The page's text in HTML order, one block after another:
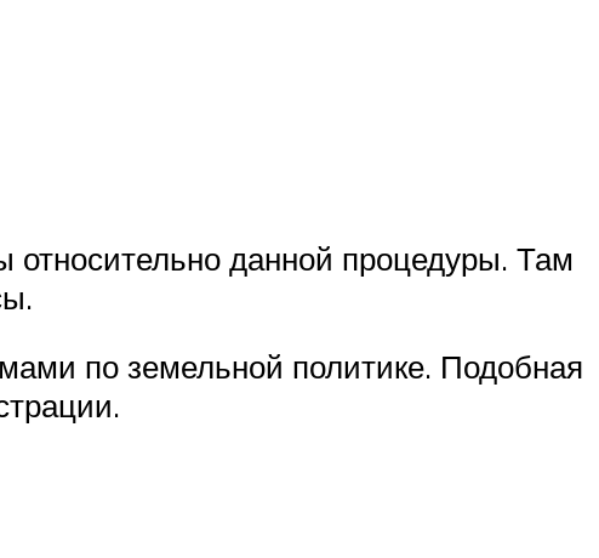
данной процедуры. Там
по земельной политике. Подобная